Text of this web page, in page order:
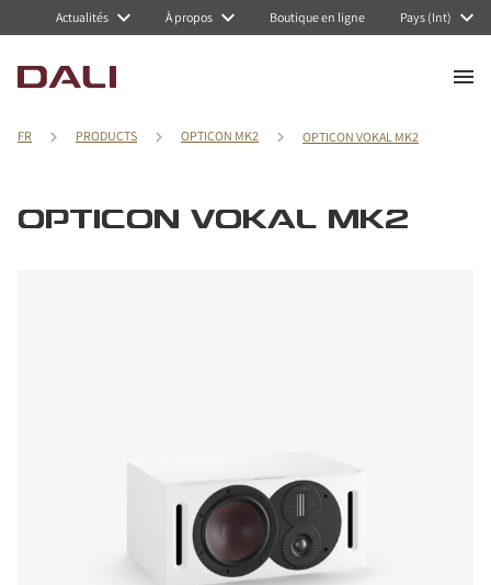
Actualités À propos Boutique en ligne Pays (Int)
FR PRODUCTS OPTICON MK2 OPTICON VOKAL MK2
OPTICON VOKAL MK2